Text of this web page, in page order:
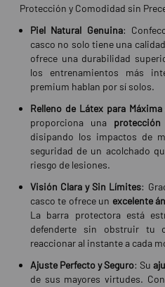
Protección y Comodidad sin
Piel Natural Genuina:
casco no solo tiene una
ofrece una durabilidad
los entrenamientos más
premium hablan por sí solos.
Relleno de Látex para
proporciona una protección
disipando los impactos de
seguridad de un acolchado
riesgo de lesiones.
Visión Clara y Sin Límites:
casco te ofrece un excelente
La barra protectora está
defenderte sin obstruir tu
reaccionar al instante a cada
Ajuste Perfecto y Seguro: Su
de sus mayores virtudes.